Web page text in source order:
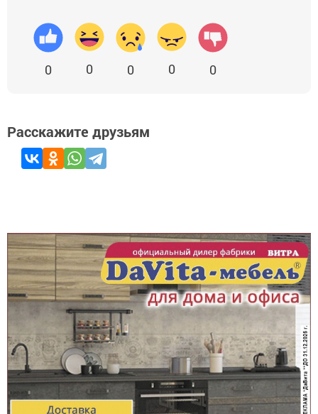
0 0 0 0 0
Расскажите друзьям